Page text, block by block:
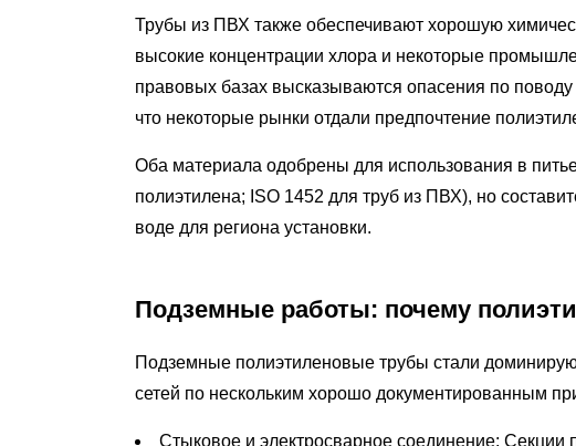
7.3
Обработка
и
Соображения
по
вопросам
и
развития
9
Когда
Трубы из ПВХ также обеспечивают хорошую
высокие концентрации хлора и некоторые
правовых базах высказываются опасения по
что некоторые рынки отдали предпочтение
Оба материала одобрены для использования в
полиэтилена; ISO 1452 для труб из ПВХ), но
воде для региона установки.
Подземные работы: почему
Подземные полиэтиленовые трубы стали
сетей по нескольким хорошо документированным
Стыковое и электросварное соединение: Секции